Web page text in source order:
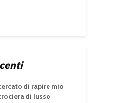
di rapire mio
di lusso